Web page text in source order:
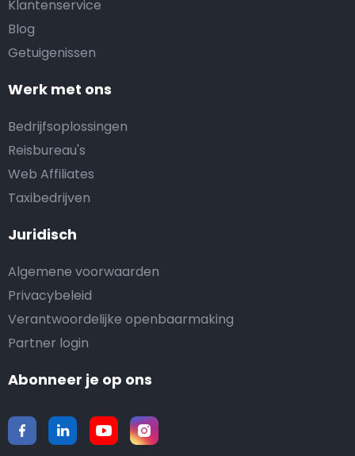
Klantenservice
Blog
Getuigenissen
Werk met ons
Bedrijfsoplossingen
Reisbureau's
Web Affiliates
Taxibedrijven
Juridisch
Algemene voorwaarden
Privacybeleid
Verantwoordelijke openbaarmaking
Partner login
Abonneer je op ons